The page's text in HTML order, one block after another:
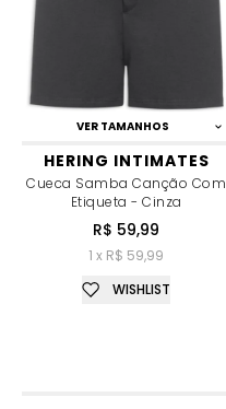
VER TAMANHOS
HERING INTIMATES
Cueca Samba Canção Com
Etiqueta - Cinza
R$ 59,99
1 x R$ 59,99
WISHLIST